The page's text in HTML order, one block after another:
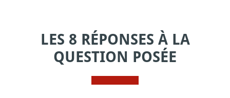
LES 8 RÉPONSES À LA
QUESTION POSÉE